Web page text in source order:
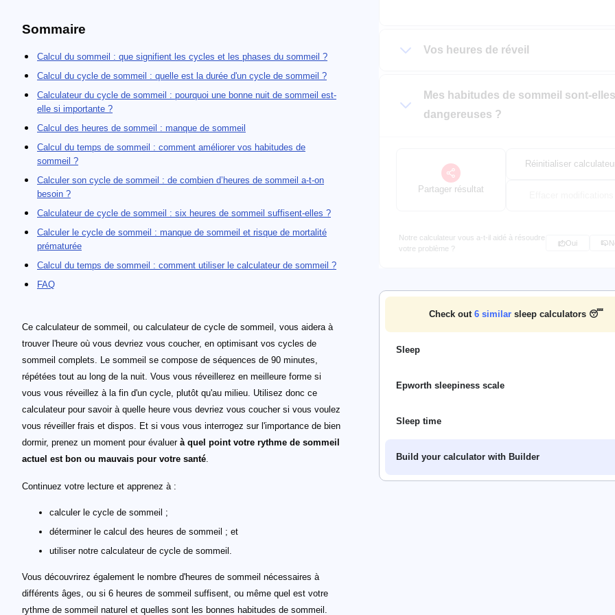
Vos heures de réveil
Mes habitudes de sommeil sont-elles
dangereuses ?
Partager résultat
Réinitialiser
Notre calculateur vous a-t-il aidé à résoudre
votre problème ?
Oui
Check out 6 similar sleep calculators 😴
Sleep
Epworth sleepiness scale
Sleep time
Build your calculator with Builder
Sommaire
Calcul du sommeil : que signifient les cycles et les phases du sommeil ?
Calcul du cycle de sommeil : quelle est la durée d'un cycle de sommeil ?
Calculateur du cycle de sommeil : pourquoi une bonne nuit de sommeil est-
elle si importante ?
Calcul des heures de sommeil : manque de sommeil
Calcul du temps de sommeil : comment améliorer vos habitudes de
sommeil ?
Calculer son cycle de sommeil : de combien d’heures de sommeil a-t-on
besoin ?
Calculateur de cycle de sommeil : six heures de sommeil suffisent-elles ?
Calculer le cycle de sommeil : manque de sommeil et risque de mortalité
prématurée
Calcul du temps de sommeil : comment utiliser le calculateur de sommeil ?
FAQ
Ce calculateur de sommeil, ou calculateur de cycle de sommeil, vous aidera à
trouver l'heure où vous devriez vous coucher, en optimisant vos cycles de
sommeil complets. Le sommeil se compose de séquences de 90 minutes,
répétées tout au long de la nuit. Vous vous réveillerez en meilleure forme si
vous vous réveillez à la fin d'un cycle, plutôt qu'au milieu. Utilisez donc ce
calculateur pour savoir à quelle heure vous devriez vous coucher si vous voulez
vous réveiller frais et dispos. Et si vous vous interrogez sur l'importance de bien
dormir, prenez un moment pour évaluer à quel point votre rythme de sommeil
actuel est bon ou mauvais pour votre santé.
Continuez votre lecture et apprenez à :
calculer le cycle de sommeil ;
déterminer le calcul des heures de sommeil ; et
utiliser notre calculateur de cycle de sommeil.
Vous découvrirez également le nombre d'heures de sommeil nécessaires à
différents âges, ou si 6 heures de sommeil suffisent, ou même quel est votre
rythme de sommeil naturel et quelles sont les bonnes habitudes de sommeil.